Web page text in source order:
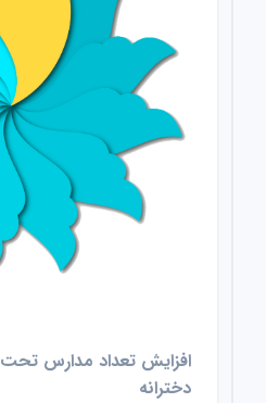
افزایش تعداد مدارس تحت
دخترانه